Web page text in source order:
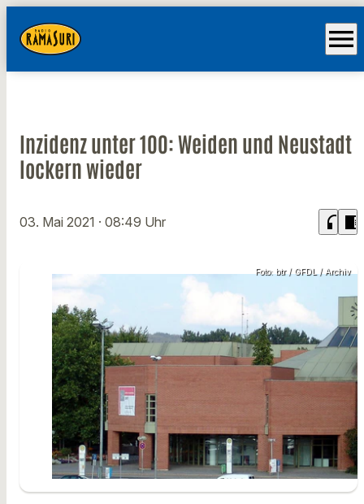
menu
Inzidenz unter 100: Weiden und Neustadt
lockern wieder
03. Mai 2021 · 08:49 Uhr headphones chrome_reader_mode
Foto: btr / GFDL / Archiv